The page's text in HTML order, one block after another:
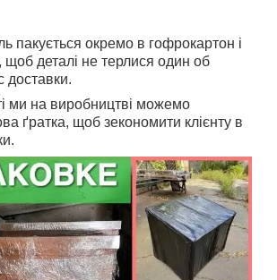
пакується окремо в гофрокартон і
щоб деталі не терлися один об
доставки.
ми на виробництві можемо
ґратка, щоб зекономити клієнту в